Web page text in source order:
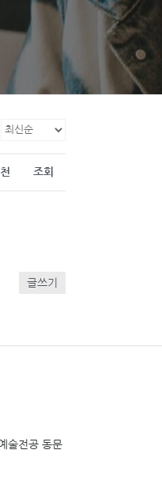
조회
글쓰기
술전공 동문